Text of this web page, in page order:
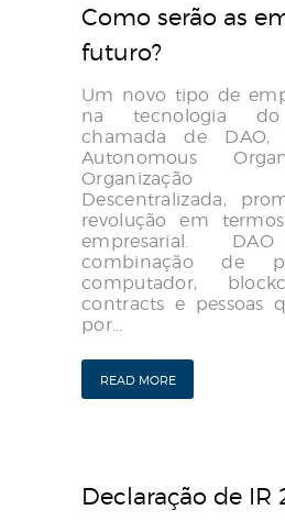
Como serão as
futuro?
Um novo tipo de
na tecnologia do
chamada de DAO,
Autonomous
Organização
Descentralizada,
revolução em
empresarial.
combinação de
computador,
contracts e pessoas
por…
READ MORE
Declaração de IR